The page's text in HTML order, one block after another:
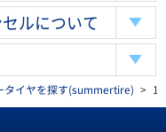
ルについて
タイヤを探す(summertire) >